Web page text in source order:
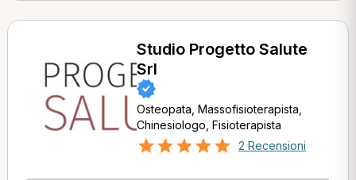
Studio Progetto Salute
Srl
Osteopata, Massofisioterapista,
Chinesiologo, Fisioterapista
2 Recensioni